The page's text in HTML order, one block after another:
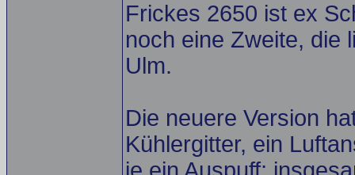
Frickes 2650 ist ex
noch eine Zweite, die
Ulm.
Die neuere Version
Kühlergitter, ein